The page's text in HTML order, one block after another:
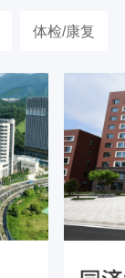
体检/康复